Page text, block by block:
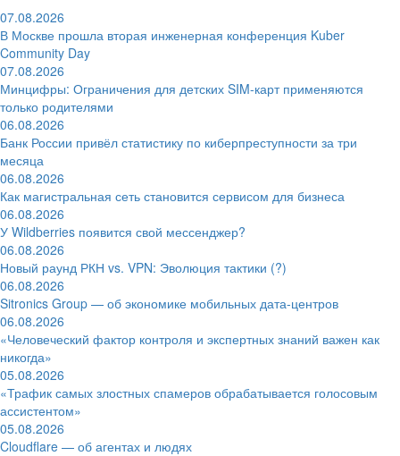
07.08.2026
В Москве прошла вторая инженерная конференция Kuber
Community Day
07.08.2026
Минцифры: Ограничения для детских SIM-карт применяются
только родителями
06.08.2026
Банк России привёл статистику по киберпреступности за три
месяца
06.08.2026
Как магистральная сеть становится сервисом для бизнеса
06.08.2026
У Wildberries появится свой мессенджер?
06.08.2026
Новый раунд РКН vs. VPN: Эволюция тактики (?)
06.08.2026
Sitronics Group — об экономике мобильных дата-центров
06.08.2026
«Человеческий фактор контроля и экспертных знаний важен как
никогда»
05.08.2026
«Трафик самых злостных спамеров обрабатывается голосовым
ассистентом»
05.08.2026
Cloudflare — об агентах и людях